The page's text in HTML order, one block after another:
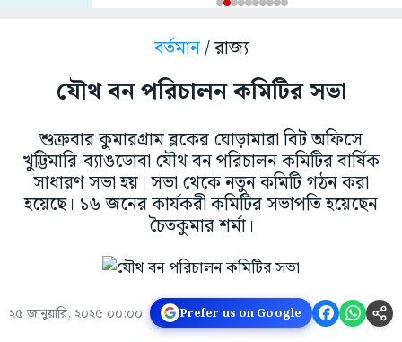
বর্তমান/ রাজ্য
যৌথ বন পরিচালন কমিটির সভা
শুক্রবার কুমারগ্রাম ব্লকের ঘোড়ামারা বিট অফিসে
খুট্টিমারি-ব্যাঙডোবা যৌথ বন পরিচালন কমিটির বার্ষিক
সাধারণ সভা হয়। সভা থেকে নতুন কমিটি গঠন করা
হয়েছে। ১৬ জনের কার্যকরী কমিটির সভাপতি হয়েছেন
চৈতকুমার শর্মা।
২৫ জানুয়ারি, ২০২৫ ০০:০০ Prefer us on Google